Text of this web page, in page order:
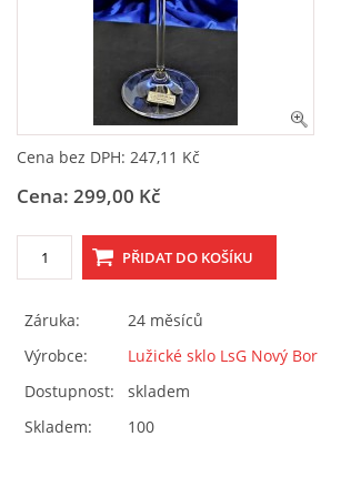
HODNOCENÍ Z HEURÉKY
OBCHODNÍ PODMÍNKY, REKLAMAČNÍ
ESHOP
SKLENĚNÝ SHOP LSG
Prokopa Velikého 535
47301 Nový Bor
Cena bez DPH: 247,11 Kč
Cena: 299,00 Kč
Záruka:
24 měsíců
Výrobce:
Lužické sklo LsG Nový Bor
Dostupnost:
skladem
Skladem:
100